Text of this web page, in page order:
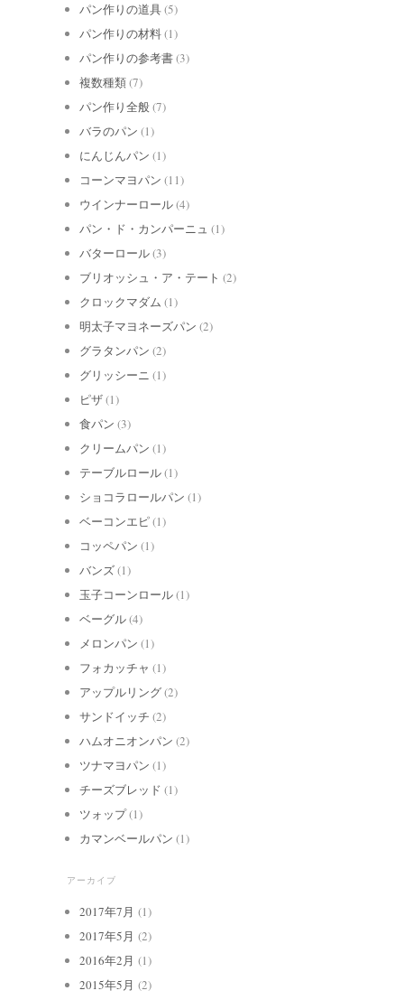
パン作りの道具(5)
パン作りの材料(1)
パン作りの参考書(3)
複数種類(7)
パン作り全般 (7)
バラのパン (1)
にんじんパン (1)
コーンマヨパン (11)
ウインナーロール(4)
パン・ド・カンパーニュ (1)
バターロール(3)
ブリオッシュ・ア・テート (2)
クロックマダム (1)
明太子マヨネーズパン (2)
グラタンパン (2)
グリッシーニ (1)
ピザ(1)
食パン (3)
クリームパン (1)
テーブルロール(1)
ショコラロールパン (1)
ベーコンエピ(1)
コッペパン (1)
バンズ(1)
玉子コーンロール(1)
ベーグル(4)
メロンパン (1)
フォカッチャ (1)
アップルリング(2)
サンドイッチ (2)
ハムオニオンパン (2)
ツナマヨパン (1)
チーズブレッド (1)
ツォップ(1)
カマンベールパン (1)
アーカイブ
2017年7月 (1)
2017年5月 (2)
2016年2月 (1)
2015年5月 (2)